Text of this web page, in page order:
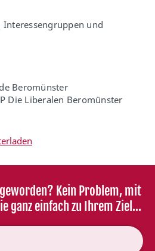
und
Beromünster
Die Liberalen Beromünster
Kein Problem, mit
ganz einfach zu Ihrem Ziel...